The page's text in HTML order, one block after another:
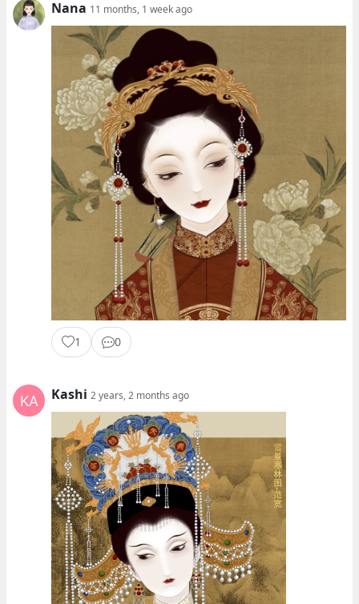
Nana 11 months, 1 week ago
1 0
Kashi 2 years, 2 months ago